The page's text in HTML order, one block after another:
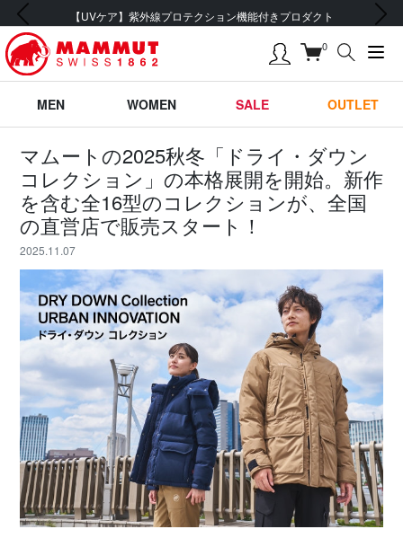
会員登録で【5,500円 (税込) 以上 送料無料】
前の画像 次の画像
0
MEN WOMEN SALE OUTLET
マムートの2025秋冬「ドライ・ダウン
コレクション」の本格展開を開始。新作
を含む全16型のコレクションが、全国
の直営店で販売スタート！
2025.11.07